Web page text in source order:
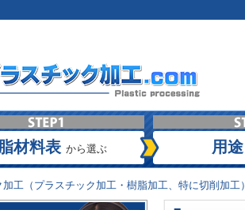
材料表 から選ぶ 用途
工（プラスチック加工・樹脂加工、特に切削加工